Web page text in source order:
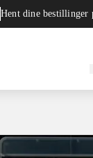
Hent dine